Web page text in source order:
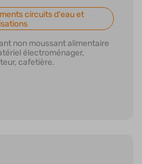
circuits d'eau et
non moussant alimentaire
électroménager,
cafetière.